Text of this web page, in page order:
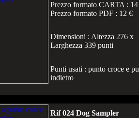
Prezzo formato CARTA :
Prezzo formato PDF : 12 €
Dimensioni : Altezza 276 x
Larghezza 339 punti
Punti usati : punto croce e
indietro
Rif 024 Dog Sampler